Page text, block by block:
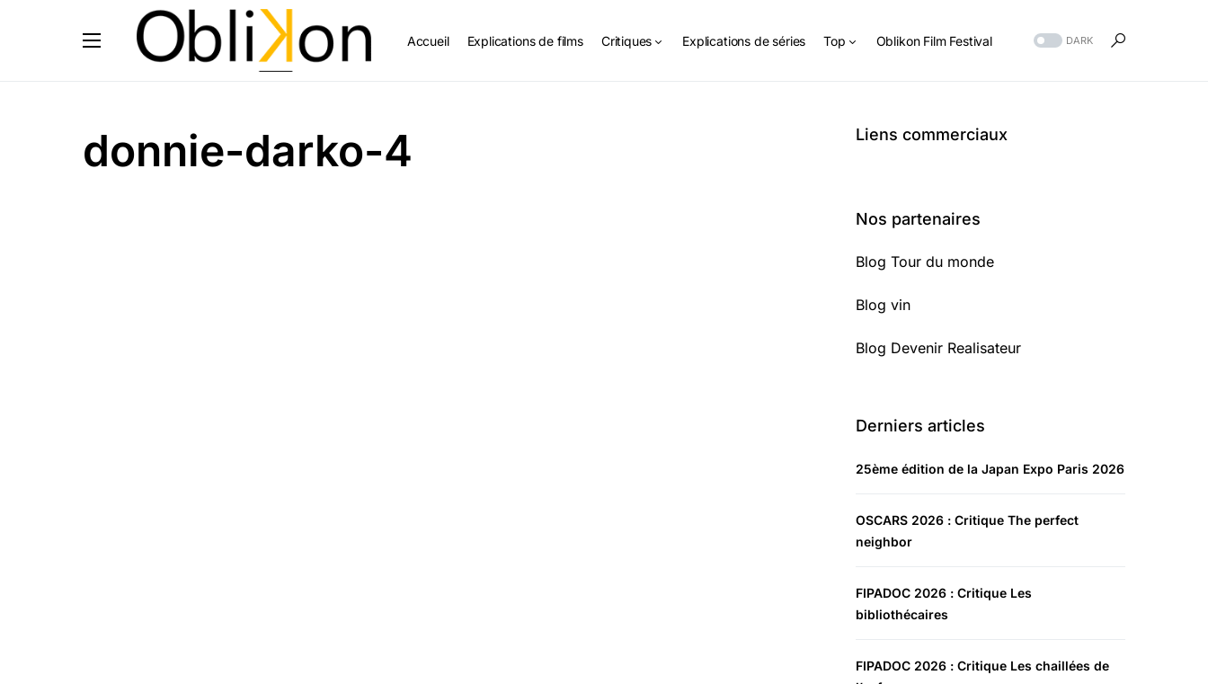
Accueil Explications de films Critiques Explications de séries Top Oblikon Film Festival DARK
donnie-darko-4 Liens commerciaux
Nos partenaires
Blog Tour du monde
Blog vin
Blog Devenir Realisateur
Derniers articles
25ème édition de la Japan Expo Paris 2026
OSCARS 2026 : Critique The perfect
neighbor
FIPADOC 2026 : Critique Les
bibliothécaires
FIPADOC 2026 : Critique Les chaillées de